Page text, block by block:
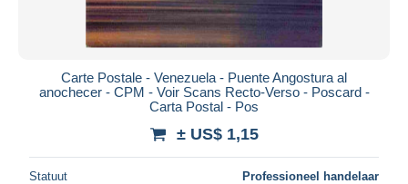
Carte Postale - Venezuela - Puente Angostura al
anochecer - CPM - Voir Scans Recto-Verso - Poscard -
Carta Postal - Pos
± US$ 1,15
Statuut Professioneel handelaar